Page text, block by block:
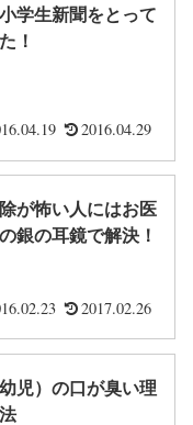
学生新聞をとって
！
2016.04.29
が怖い人にはお医
銀の耳鏡で解決！
2017.02.26
児）の口が臭い理